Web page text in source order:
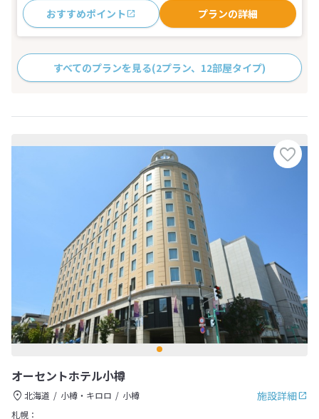
おすすめポイント プランの詳細
すべてのプランを見る(2プラン、12部屋タイプ)
オーセントホテル小樽
施設詳細
北海道 小樽・キロロ
小樽
札幌：